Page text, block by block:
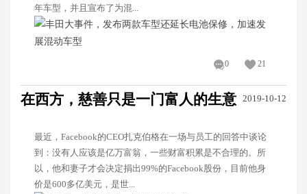
年车型，并且宣布了为混...
0 21
在西方，慈善只是一门富人的生意 2019-10-12
最近，Facebook的CEO扎克伯格在一场与员工的回答中谈论
到：没有人应该是亿万富翁，一些财富积累是不合理的。所
以，他和妻子才会决定捐出99%的Facebook股份，目前他身
价是600多亿美元，是世...